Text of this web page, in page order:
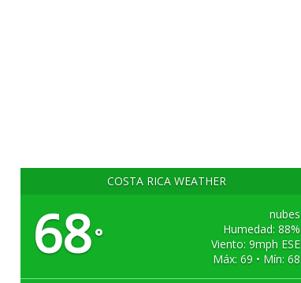
COSTA RICA WEATHER
68°
nubes
Humedad: 88%
Viento: 9mph ESE
Máx: 69 • Mín: 68